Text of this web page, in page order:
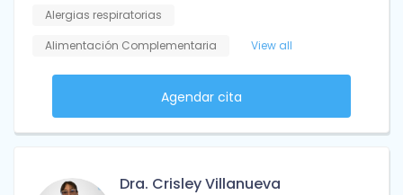
Alergias respiratorias
Alimentación Complementaria
View all
Agendar cita
Dra. Crisley Villanueva